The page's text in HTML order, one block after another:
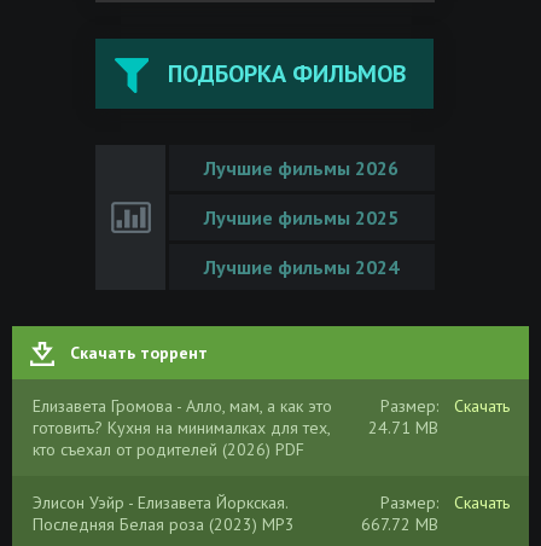
ПОДБОРКА ФИЛЬМОВ
Лучшие фильмы 2026
Лучшие фильмы 2025
Лучшие фильмы 2024
Скачать торрент
Елизавета Громова - Алло, мам, а как это
готовить? Кухня на минималках для тех,
кто съехал от родителей (2026) PDF
Размер:
24.71 MB
Скачать
Элисон Уэйр - Елизавета Йоркская.
Последняя Белая роза (2023) MP3
Размер:
667.72 MB
Скачать